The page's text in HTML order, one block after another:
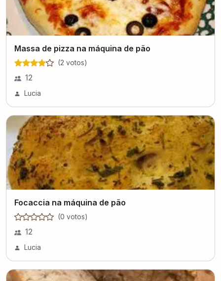
Massa de pizza na máquina de pão
(2 votos)
12
Lucia
Focaccia na máquina de pão
(0 votos)
12
Lucia